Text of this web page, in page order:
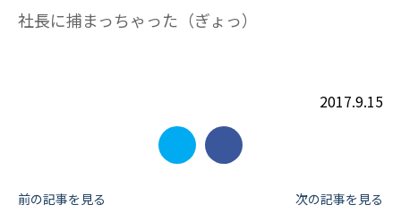
社長に捕まっちゃった（ぎょっ）
2017.9.15
投
前の記事を見る 次の記事を見る